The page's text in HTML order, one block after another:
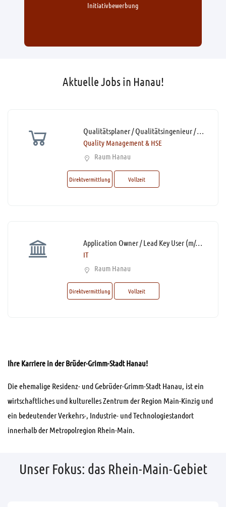
Initiativbewerbung
Aktuelle Jobs in Hanau!
Qualitätsplaner / Qualitätsingenieur / Quality Engineer (m/w/d)* Projekt- & Produktqualität
Quality Management & HSE
Raum Hanau
Direktvermittlung Vollzeit
Application Owner / Lead Key User (m/w/d)*
IT
Raum Hanau
Direktvermittlung Vollzeit
Ihre Karriere in der Brüder-Grimm-Stadt Hanau!
Die ehemalige Residenz- und Gebrüder-Grimm-Stadt Hanau, ist ein
wirtschaftliches und kulturelles Zentrum der Region Main-Kinzig und
ein bedeutender Verkehrs-, Industrie- und Technologiestandort
innerhalb der Metropolregion Rhein-Main.
Unser Fokus: das Rhein-Main-Gebiet